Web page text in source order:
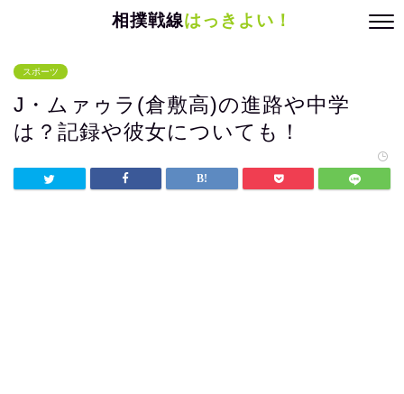
相撲戦線はっきよい！
スポーツ
J・ムァゥラ(倉敷高)の進路や中学
は？記録や彼女についても！